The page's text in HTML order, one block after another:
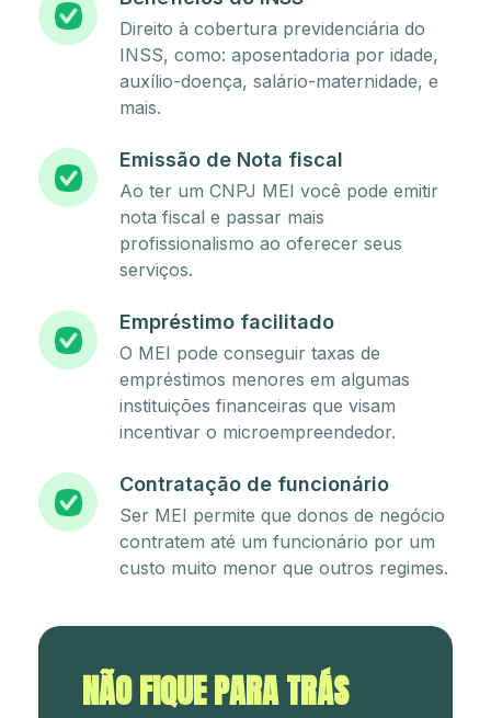
Direito à cobertura previdenciária do
INSS, como: aposentadoria por idade,
auxílio-doença, salário-maternidade, e
mais.
Emissão de Nota fiscal
Ao ter um CNPJ MEI você pode emitir
nota fiscal e passar mais
profissionalismo ao oferecer seus
serviços.
Empréstimo facilitado
O MEI pode conseguir taxas de
empréstimos menores em algumas
instituições financeiras que visam
incentivar o microempreendedor.
Contratação de funcionário
Ser MEI permite que donos de negócio
contratem até um funcionário por um
custo muito menor que outros regimes.
NÃO FIQUE PARA TRÁS